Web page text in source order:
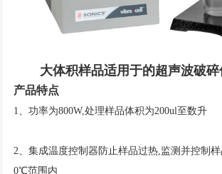
大体积样品适用于的超声波破
产品特点
1、功率为800W,处理样品体积为200ul至数升
2、集成温度控制器防止样品过热,监测并控制
0℃范围内